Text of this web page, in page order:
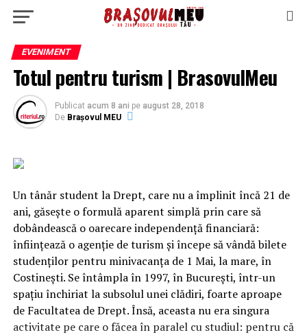
EVENIMENT
Totul pentru turism | BrasovulMeu
Publicat acum 8 ani pe august 28, 2018
De Brașovul MEU
Un tânăr student la Drept, care nu a împlinit încă 21 de
ani, găseşte o formulă aparent simplă prin care să
dobândească o oarecare independenţă financiară:
înfiinţează o agenţie de turism şi începe să vândă bilete
studenţilor pentru minivacanţa de 1 Mai, la mare, în
Costineşti. Se întâmpla în 1997, în Bucureşti, într-un
spaţiu închiriat la subsolul unei clădiri, foarte aproape
de Facultatea de Drept. Însă, aceasta nu era singura
activitate pe care o făcea în paralel cu studiul: pentru că